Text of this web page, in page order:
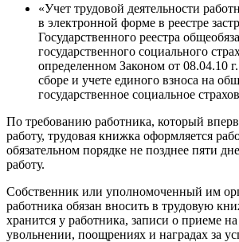
«Учет трудовой деятельности
в электронной форме в реестре
Государственного реестра
государственного социального
определенном Законом от 08.04.10
сборе и учете единого взноса на
государственное социальное
По требованию работника, который
работу, трудовая книжка оформляется
обязательном порядке не позднее пяти
работу.
Собственник или уполномоченный им
работника обязан вносить в трудовую
хранится у работника, записи о приеме
увольнении, поощрениях и наградах за